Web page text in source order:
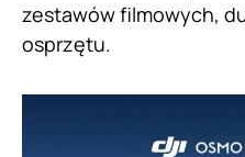
zestawów filmowych,
osprzętu.